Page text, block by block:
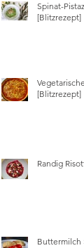
Spinat-
[Blitzrezept]
[Blitzrezept]
Randig
Buttermilch